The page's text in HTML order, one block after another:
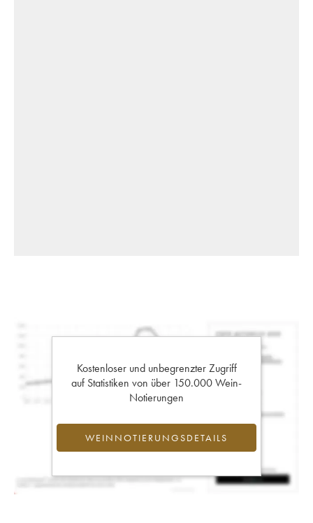
Kostenloser und unbegrenzter Zugriff
auf Statistiken von über 150.000 Wein-
Notierungen
WEINNOTIERUNGSDETAILS